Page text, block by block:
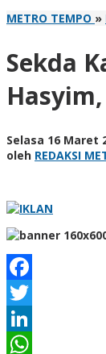
METRO TEMPO »
Sekda
Selasa 16 Maret
oleh REDAKSI
Facebook
Twitter
LinkedIn